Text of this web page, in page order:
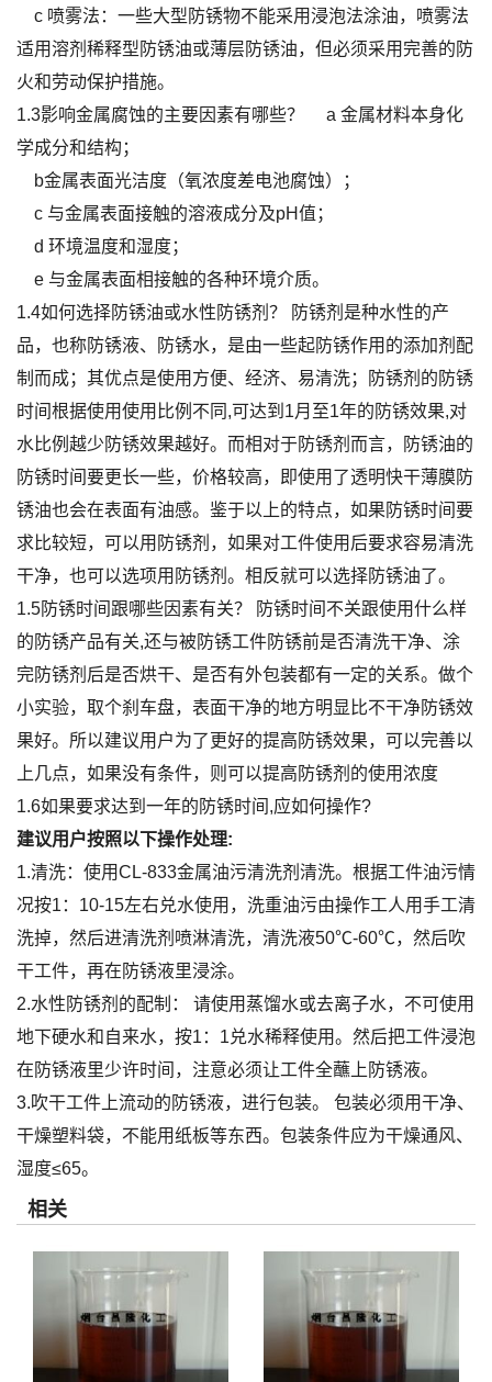
c 喷雾法：一些大型防锈物不能采用浸泡法涂油，喷雾法
适用溶剂稀释型防锈油或薄层防锈油，但必须采用完善的防
火和劳动保护措施。
1.3影响金属腐蚀的主要因素有哪些？
a 金属材料本身化
学成分和结构；
b金属表面光洁度（氧浓度差电池腐蚀）；
c 与金属表面接触的溶液成分及pH值；
d 环境温度和湿度；
e 与金属表面相接触的各种环境介质。
1.4如何选择防锈油或水性防锈剂？
防锈剂是种水性的产
品，也称防锈液、防锈水，是由一些起防锈作用的添加剂配
制而成；其优点是使用方便、经济、易清洗；防锈剂的防锈
时间根据使用使用比例不同,可达到1月至1年的防锈效果,对
水比例越少防锈效果越好。而相对于防锈剂而言，防锈油的
防锈时间要更长一些，价格较高，即使用了透明快干薄膜防
锈油也会在表面有油感。鉴于以上的特点，如果防锈时间要
求比较短，可以用防锈剂，如果对工件使用后要求容易清洗
干净，也可以选项用防锈剂。相反就可以选择防锈油了。
1.5防锈时间跟哪些因素有关？
防锈时间不关跟使用什么样
的防锈产品有关,还与被防锈工件防锈前是否清洗干净、涂
完防锈剂后是否烘干、是否有外包装都有一定的关系。做个
小实验，取个刹车盘，表面干净的地方明显比不干净防锈效
果好。所以建议用户为了更好的提高防锈效果，可以完善以
上几点，如果没有条件，则可以提高防锈剂的使用浓度
1.6如果要求达到一年的防锈时间,应如何操作?
建议用户按照以下操作处理:
1.清洗：使用CL-833金属油污清洗剂清洗。根据工件油污情
况按1：10-15左右兑水使用，洗重油污由操作工人用手工清
洗掉，然后进清洗剂喷淋清洗，清洗液50℃-60℃，然后吹
干工件，再在防锈液里浸涂。
2.水性防锈剂的配制： 请使用蒸馏水或去离子水，不可使用
地下硬水和自来水，按1：1兑水稀释使用。然后把工件浸泡
在防锈液里少许时间，注意必须让工件全蘸上防锈液。
3.吹干工件上流动的防锈液，进行包装。 包装必须用干净、
干燥塑料袋，不能用纸板等东西。包装条件应为干燥通风、
湿度≤65。
相关